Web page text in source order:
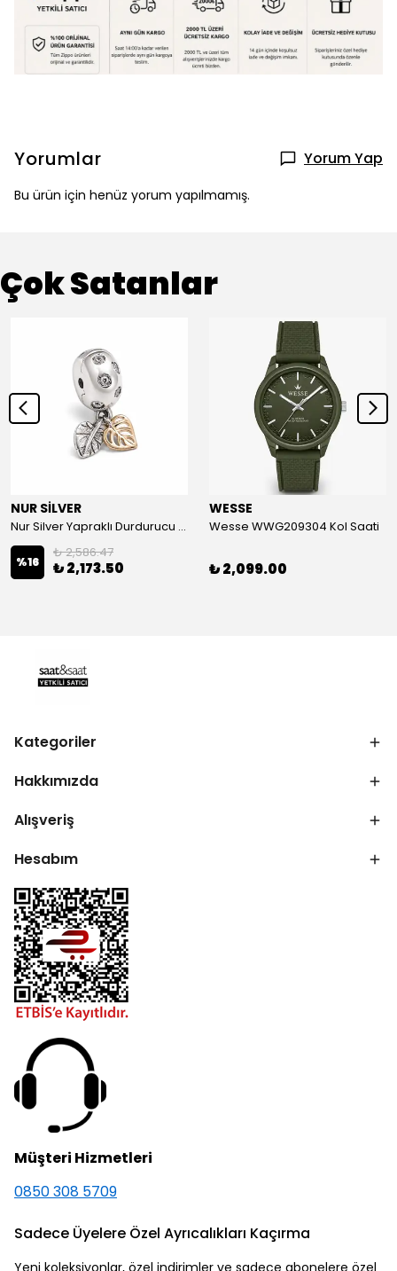
Yorumlar Yorum Yap
Bu ürün için henüz yorum yapılmamış.
Çok Satanlar
NUR SİLVER
Nur Silver Yapraklı Durdurucu Gümüş Charm - NUR-CM00501
%16
₺ 2,586.47
₺ 2,173.50
WESSE
Wesse WWG209304 Kol Saati
₺ 2,099.00
Kategoriler
Hakkımızda
Alışveriş
Hesabım
Müşteri Hizmetleri
0850 308 5709
Sadece Üyelere Özel Ayrıcalıkları Kaçırma
Yeni koleksiyonlar, özel indirimler ve sadece abonelere özel